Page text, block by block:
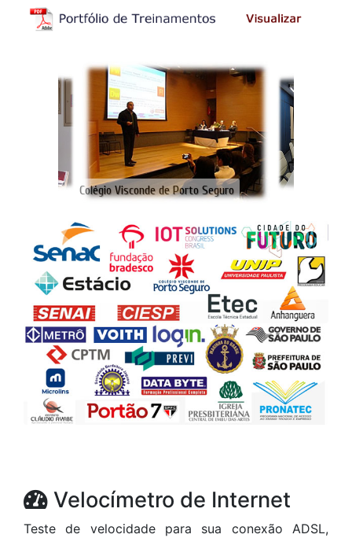
Velocímetro de Internet
Teste de velocidade para sua conexão ADSL,